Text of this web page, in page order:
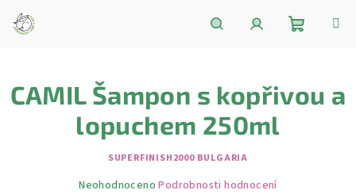
obsah
košík
CAMIL Šampon s kopřivou a
lopuchem 250ml
SUPERFINISH2000 BULGARIA
Průměrné
Neohodnoceno Podrobnosti hodnocení